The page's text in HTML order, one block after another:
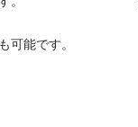
可能です。